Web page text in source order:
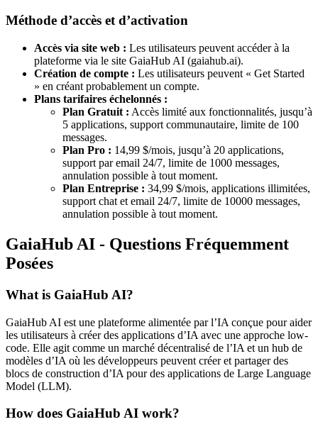
Méthode d’accès et d’activation
Accès via site web : Les utilisateurs peuvent accéder à la
plateforme via le site GaiaHub AI (gaiahub.ai).
Création de compte : Les utilisateurs peuvent « Get Started
» en créant probablement un compte.
Plans tarifaires échelonnés :
Plan Gratuit : Accès limité aux fonctionnalités, jusqu’à
5 applications, support communautaire, limite de 100
messages.
Plan Pro : 14,99 $/mois, jusqu’à 20 applications,
support par email 24/7, limite de 1000 messages,
annulation possible à tout moment.
Plan Entreprise : 34,99 $/mois, applications illimitées,
support chat et email 24/7, limite de 10000 messages,
annulation possible à tout moment.
GaiaHub AI - Questions Fréquemment
Posées
What is GaiaHub AI?
GaiaHub AI est une plateforme alimentée par l’IA conçue pour aider
les utilisateurs à créer des applications d’IA avec une approche low-
code. Elle agit comme un marché décentralisé de l’IA et un hub de
modèles d’IA où les développeurs peuvent créer et partager des
blocs de construction d’IA pour des applications de Large Language
Model (LLM).
How does GaiaHub AI work?